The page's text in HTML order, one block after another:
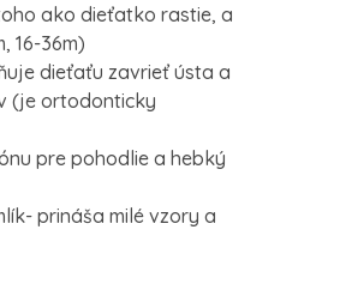
ako dieťatko rastie, a
16-36m)
dieťaťu zavrieť ústa a
(je ortodonticky
pre pohodlie a hebký
prináša milé vzory a